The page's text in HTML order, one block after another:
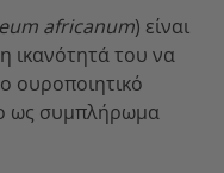
africanum) είναι
ικανότητά του να
ουροποιητικό
ως συμπλήρωμα